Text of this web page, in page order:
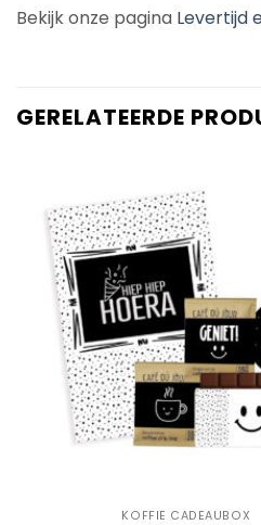
Bekijk onze pagina Levertijd
GERELATEERDE
KOFFIE CADEAUBOX